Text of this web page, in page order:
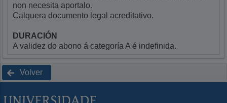
non necesita aportalo.
Calquera documento legal acreditativo.
DURACIÓN
A validez do abono á categoría A é indefinida.
Volver